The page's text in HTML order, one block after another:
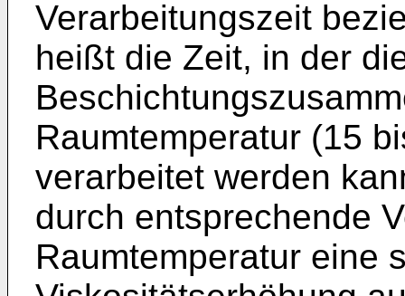
Verarbeitungszeit
heißt die Zeit, in der
Raumtemperatur (15
verarbeitet werden
durch entsprechende
Raumtemperatur eine